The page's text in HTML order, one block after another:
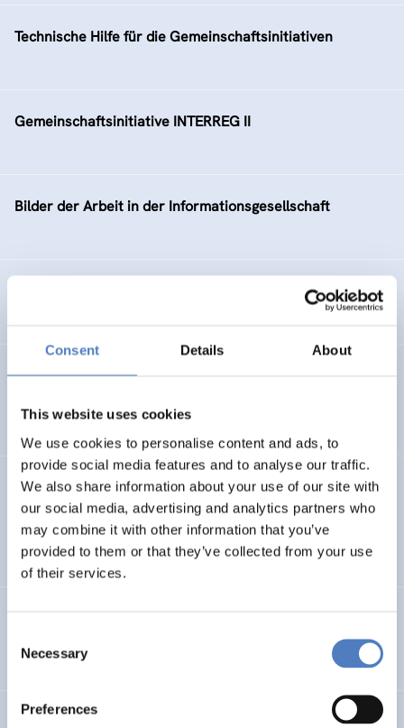
Consent Details About
This website uses cookies
We use cookies to personalise content and ads, to
provide social media features and to analyse our traffic.
We also share information about your use of our site with
our social media, advertising and analytics partners who
may combine it with other information that you’ve
provided to them or that they’ve collected from your use
of their services.
Selection
Necessary
Preferences
Technische Hilfe für die Gemeinschaftsinitiativen
Gemeinschaftsinitiative INTERREG II
Bilder der Arbeit in der Informationsgesellschaft
Gender Mainstreaming in der Wiener Arbeitsmarktpolitik
SOCIAL INCLUSION (INCL. MIGRATION)
Weiterbildung für unternehmerisch aktive
ImmigrantInnen
SOCIAL INCLUSION (INCL. MIGRATION)
Evaluierung der Siemens-Qualifizierungsmaßnahmen